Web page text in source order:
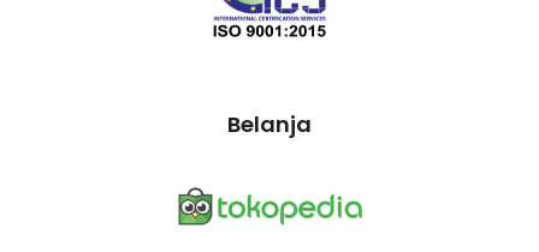
Belanja